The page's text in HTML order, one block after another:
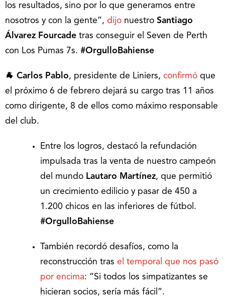
los resultados, sino por lo que generamos entre
nosotros y con la gente”, dijo nuestro Santiago
Álvarez Fourcade tras conseguir el Seven de Perth
con Los Pumas 7s. #OrgulloBahiense
🐐 Carlos Pablo, presidente de Liniers, confirmó que
el próximo 6 de febrero dejará su cargo tras 11 años
como dirigente, 8 de ellos como máximo responsable
del club.
Entre los logros, destacó la refundación
impulsada tras la venta de nuestro campeón
del mundo Lautaro Martínez, que permitió
un crecimiento edilicio y pasar de 450 a
1.200 chicos en las inferiores de fútbol.
#OrgulloBahiense
También recordó desafíos, como la
reconstrucción tras el temporal que nos pasó
por encima: “Si todos los simpatizantes se
hicieran socios, sería más fácil”.